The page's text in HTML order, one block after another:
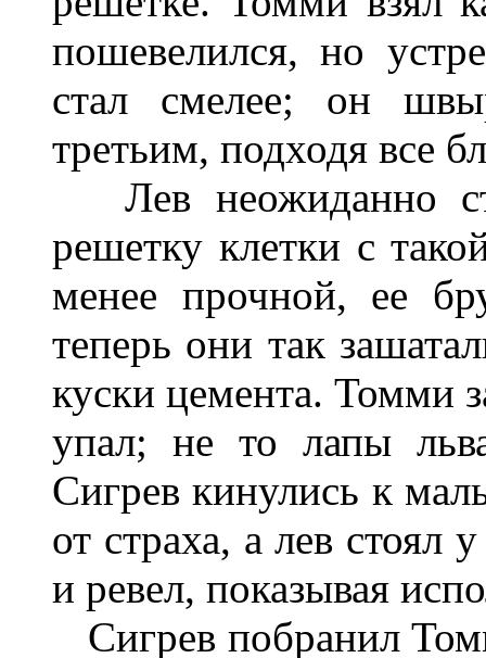
пошевелился, но
стал смелее; он
третьим, подходя все
Лев неожиданно
решетку клетки с
менее прочной, ее
теперь они так
куски цемента. Томми
упал; не то лапы
Сигрев кинулись к
от страха, а лев стоял
и ревел, показывая
Сигрев побранил